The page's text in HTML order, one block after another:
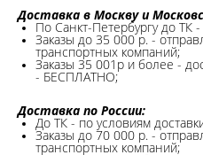
Доставка в Москву и
По Санкт-Петербургу до ТК
Заказы до 35 000 р. -
транспортных компаний;
Заказы 35 001р и более -
- БЕСПЛАТНО;
Доставка по России:
До ТК - по условиям
Заказы до 70 000 р. -
транспортных компаний;